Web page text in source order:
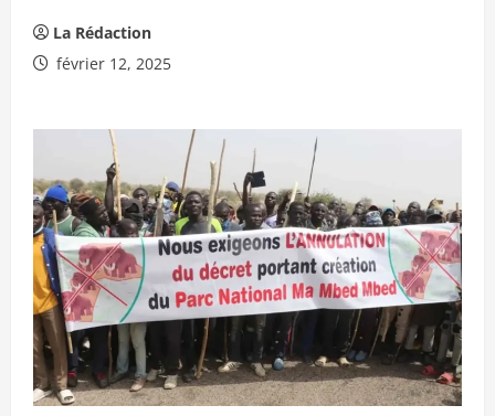
La Rédaction
février 12, 2025